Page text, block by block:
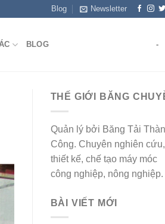
Blog Newsletter
BLOG -
THẾ GIỚI BĂNG
Quản lý bởi Băng Tải
Công. Chuyên nghiên cứu,
thiết kế, chế tạo máy móc
công nghiệp, nông nghiệp.
BÀI VIẾT MỚI